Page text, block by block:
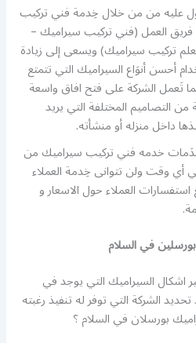
عليه من من خلال خِدمة فني تركيب
فريق العمل (فني تركيب سيراميك –
تركيب سيراميك) ويسعى إلى زيادة
أحسن أنوَاع السيراميك التي تتمتع
كما تَعمل الشركة على فتح افاق واسعة
من التصاميم المختلفة التي يريد
داخل منزله أو منشأته.
خدمه فني تركيب سيراميك من
أي وقت ولن تتوانى خِدمة العملاء
استفسارات العملاء حول الاسعار و
في السلام
اشكال السيراميك التي يوجد في
الشركة التي توفر له تنفيذ رغبته
بورسلان في السلام ؟